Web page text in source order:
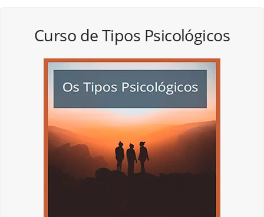
Curso de Tipos Psicológicos